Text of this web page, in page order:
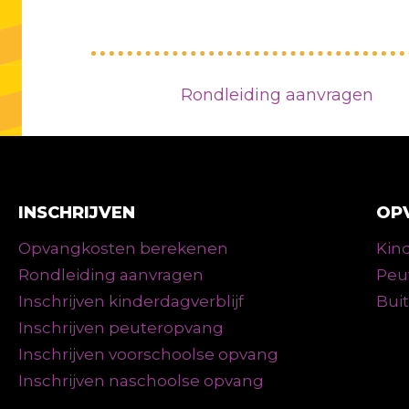
Rondleiding aanvragen
INSCHRIJVEN
Opvangkosten berekenen
Rondleiding aanvragen
Inschrijven kinderdagverblijf
Inschrijven peuteropvang
Inschrijven voorschoolse opvang
Inschrijven naschoolse opvang